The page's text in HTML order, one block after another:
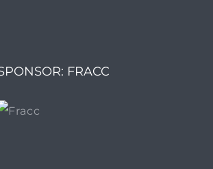
FRACC